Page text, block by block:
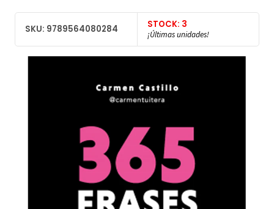
SKU: 9789564080284 STOCK: 3
¡Últimas unidades!